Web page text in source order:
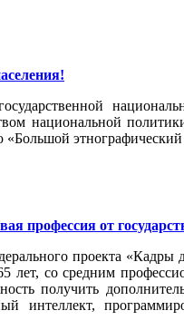
национальной
этнографический
профессия от
проекта
лет, со средним
получить
интеллект,